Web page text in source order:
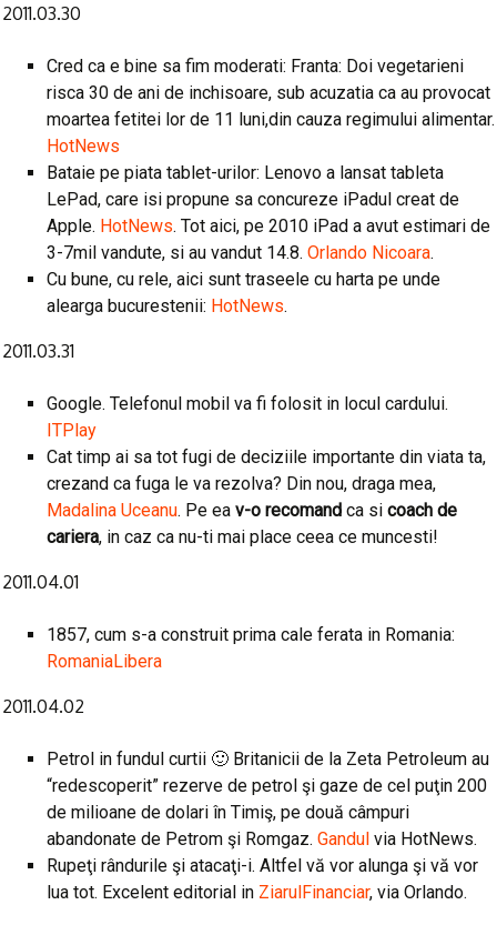
2011.03.30
Cred ca e bine sa fim moderati: Franta: Doi vegetarieni
risca 30 de ani de inchisoare, sub acuzatia ca au provocat
moartea fetitei lor de 11 luni,din cauza regimului alimentar.
HotNews
Bataie pe piata tablet-urilor: Lenovo a lansat tableta
LePad, care isi propune sa concureze iPadul creat de
Apple. HotNews. Tot aici, pe 2010 iPad a avut estimari de
3-7mil vandute, si au vandut 14.8. Orlando Nicoara.
Cu bune, cu rele, aici sunt traseele cu harta pe unde
alearga bucurestenii: HotNews.
2011.03.31
Google. Telefonul mobil va fi folosit in locul cardului.
ITPlay
Cat timp ai sa tot fugi de deciziile importante din viata ta,
crezand ca fuga le va rezolva? Din nou, draga mea,
Madalina Uceanu. Pe ea v-o recomand ca si coach de
cariera, in caz ca nu-ti mai place ceea ce muncesti!
2011.04.01
1857, cum s-a construit prima cale ferata in Romania:
RomaniaLibera
2011.04.02
Petrol in fundul curtii 🙂 Britanicii de la Zeta Petroleum au
“redescoperit” rezerve de petrol şi gaze de cel puţin 200
de milioane de dolari în Timiş, pe două câmpuri
abandonate de Petrom şi Romgaz. Gandul via HotNews.
Rupeţi rândurile şi atacaţi-i. Altfel vă vor alunga şi vă vor
lua tot. Excelent editorial in ZiarulFinanciar, via Orlando.